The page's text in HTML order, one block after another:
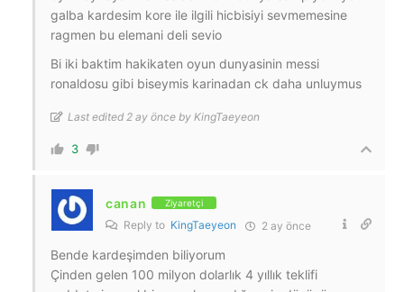
galba kardesim kore ile ilgili hicbisiyi sevmemesine
ragmen bu elemani deli sevio
Bi iki baktim hakikaten oyun dunyasinin messi
ronaldosu gibi biseymis karinadan ck daha unluymus
Last edited 2 ay önce by KingTaeyeon
3
canan Ziyaretçi
Reply to KingTaeyeon 2 ay önce
Bende kardeşimden biliyorum
Çinden gelen 100 milyon dolarlık 4 yıllık teklifi